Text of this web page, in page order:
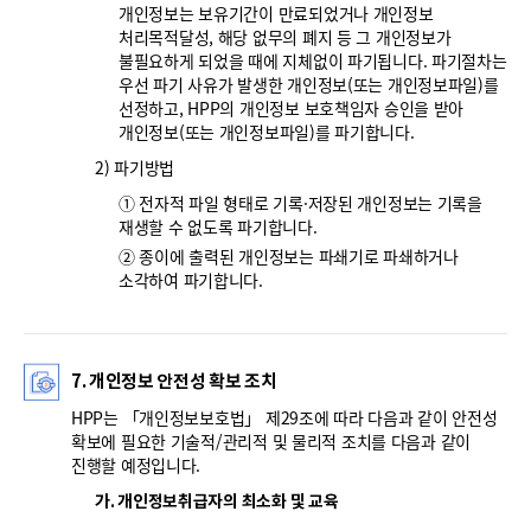
개인정보는 보유기간이 만료되었거나 개인정보
처리목적달성, 해당 없무의 폐지 등 그 개인정보가
불필요하게 되었을 때에 지체없이 파기됩니다. 파기절차는
우선 파기 사유가 발생한 개인정보(또는 개인정보파일)를
선정하고, HPP의 개인정보 보호책임자 승인을 받아
개인정보(또는 개인정보파일)를 파기합니다.
2) 파기방법
① 전자적 파일 형태로 기록·저장된 개인정보는 기록을
재생할 수 없도록 파기합니다.
② 종이에 출력된 개인정보는 파쇄기로 파쇄하거나
소각하여 파기합니다.
7. 개인정보 안전성 확보 조치
HPP는 「개인정보보호법」 제29조에 따라 다음과 같이 안전성
확보에 필요한 기술적/관리적 및 물리적 조치를 다음과 같이
진행할 예정입니다.
가. 개인정보취급자의 최소화 및 교육